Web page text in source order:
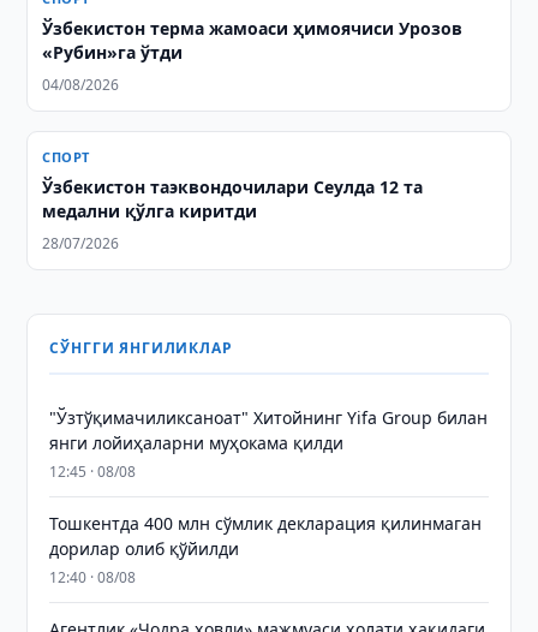
Ўзбекистон терма жамоаси ҳимоячиси Урозов
«Рубин»га ўтди
04/08/2026
СПОРТ
Ўзбекистон таэквондочилари Сеулда 12 та
медални қўлга киритди
28/07/2026
СЎНГГИ ЯНГИЛИКЛАР
"Ўзтўқимачиликсаноат" Хитойнинг Yifa Group билан
янги лойиҳаларни муҳокама қилди
12:45 · 08/08
Тошкентда 400 млн сўмлик декларация қилинмаган
дорилар олиб қўйилди
12:40 · 08/08